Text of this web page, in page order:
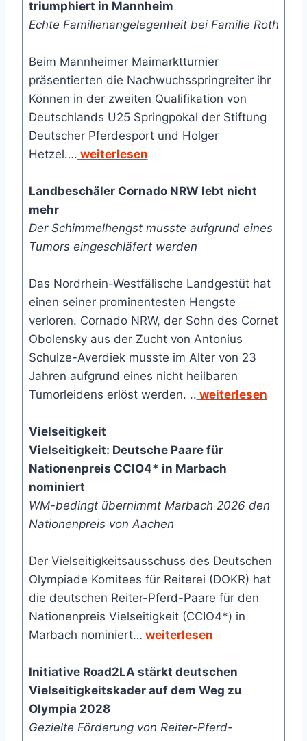
triumphiert in Mannheim
Echte Familienangelegenheit bei Familie Roth
Beim Mannheimer Maimarktturnier
präsentierten die Nachwuchsspringreiter ihr
Können in der zweiten Qualifikation von
Deutschlands U25 Springpokal der Stiftung
Deutscher Pferdesport und Holger
Hetzel…. weiterlesen
Landbeschäler Cornado NRW lebt nicht
mehr
Der Schimmelhengst musste aufgrund eines
Tumors eingeschläfert werden
Das Nordrhein-Westfälische Landgestüt hat
einen seiner prominentesten Hengste
verloren. Cornado NRW, der Sohn des Cornet
Obolensky aus der Zucht von Antonius
Schulze-Averdiek musste im Alter von 23
Jahren aufgrund eines nicht heilbaren
Tumorleidens erlöst werden. .. weiterlesen
Vielseitigkeit
Vielseitigkeit: Deutsche Paare für
Nationenpreis CCIO4* in Marbach
nominiert
WM-bedingt übernimmt Marbach 2026 den
Nationenpreis von Aachen
Der Vielseitigkeitsausschuss des Deutschen
Olympiade Komitees für Reiterei (DOKR) hat
die deutschen Reiter-Pferd-Paare für den
Nationenpreis Vielseitigkeit (CCIO4*) in
Marbach nominiert… weiterlesen
Initiative Road2LA stärkt deutschen
Vielseitigkeitskader auf dem Weg zu
Olympia 2028
Gezielte Förderung von Reiter-Pferd-